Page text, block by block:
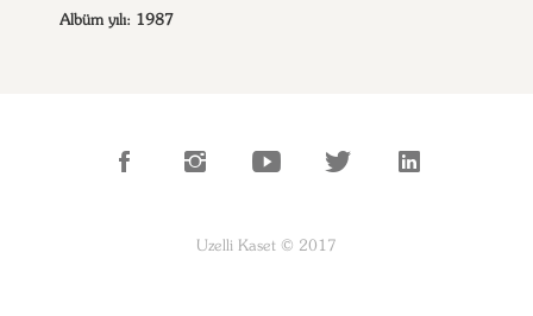
Albüm yılı: 1987
Uzelli Kaset © 2017